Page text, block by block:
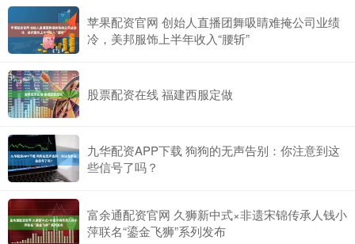
苹果配资官网 创始人直播团舞吸睛难掩公司业绩
冷，美邦服饰上半年收入“腰斩”
股票配资在线 福建西服定做
九华配资APP下载 狗狗的无声告别：你注意到这
些信号了吗？
富余通配资官网 久狮新中式×非遗宋锦传承人钱小
萍联名“鎏金飞狮”系列发布